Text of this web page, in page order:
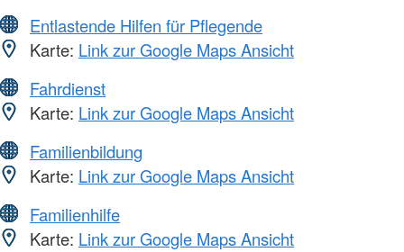
Entlastende Hilfen für Pflegende
Karte: Link zur Google Maps Ansicht
Fahrdienst
Karte: Link zur Google Maps Ansicht
Familienbildung
Karte: Link zur Google Maps Ansicht
Familienhilfe
Karte: Link zur Google Maps Ansicht